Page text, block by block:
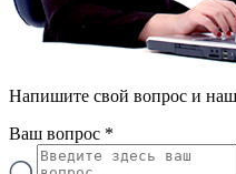
Напишите свой вопрос и
Ваш вопрос *